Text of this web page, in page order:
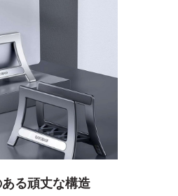
る頑丈な構造